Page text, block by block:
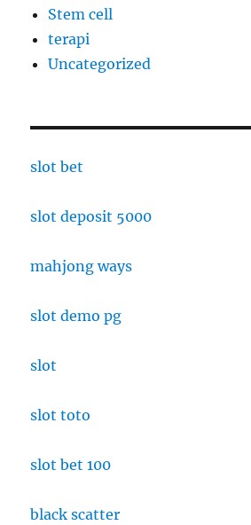
Stem cell
terapi
Uncategorized
slot bet
slot deposit 5000
mahjong ways
slot demo pg
slot
slot toto
slot bet 100
black scatter